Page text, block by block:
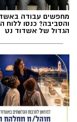
מחפשים עבודה
והסביבה? כנסו ללוח
הגדול של אשדוד נט